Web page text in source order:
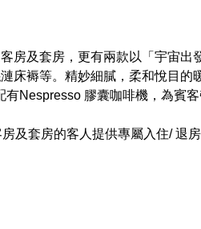
房及套房，更有兩款以「宇宙
床褥等。精妙細膩，柔和悅目
Nespresso 膠囊咖啡機，為賓客
及套房的客人提供專屬入住/ 退